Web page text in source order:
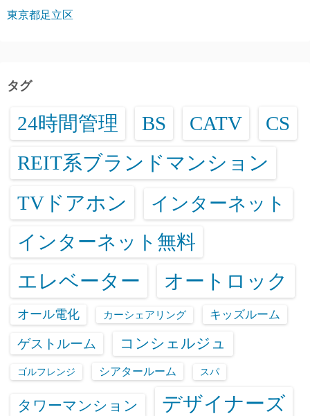
東京都足立区
タグ
24時間管理 BS CATV CS
REIT系ブランドマンション
TVドアホン インターネット
インターネット無料
エレベーター オートロック
オール電化 カーシェアリング キッズルーム
ゲストルーム コンシェルジュ
ゴルフレンジ シアタールーム スパ
タワーマンション デザイナーズ